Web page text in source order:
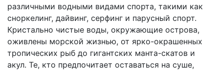
различными водными видами спорта, такими как
сноркелинг, дайвинг, серфинг и парусный спорт.
Кристально чистые воды, окружающие острова,
оживлены морской жизнью, от ярко-окрашенных
тропических рыб до гигантских манта-скатов и
акул. Те, кто предпочитает оставаться на суше,